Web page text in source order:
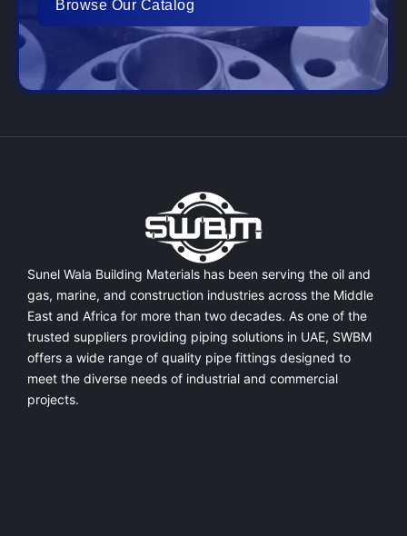
Browse Our Catalog
Sunel Wala Building Materials has been serving the oil and
gas, marine, and construction industries across the Middle
East and Africa for more than two decades. As one of the
trusted suppliers providing piping solutions in UAE, SWBM
offers a wide range of quality pipe fittings designed to
meet the diverse needs of industrial and commercial
projects.